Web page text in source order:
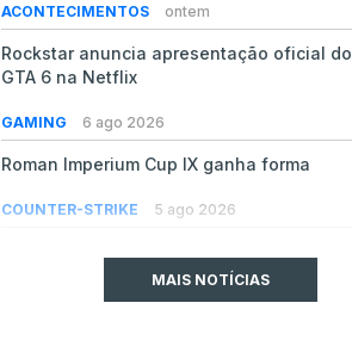
ACONTECIMENTOS ontem
Rockstar anuncia apresentação oficial do
GTA 6 na Netflix
GAMING 6 ago 2026
Roman Imperium Cup IX ganha forma
COUNTER-STRIKE 5 ago 2026
milhões de dólaresMAIS NOTÍCIAS